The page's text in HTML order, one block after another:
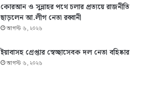
কোরআন ও সুন্নাহর পথে চলার প্রত্যয়ে রাজনীতি
ছাড়লেন আ.লীগ নেতা রব্বানী
আগস্ট ৬, ২০২৬
ইয়াবাসহ গ্রেপ্তার স্বেচ্ছাসেবক দল নেতা বহিষ্কার
আগস্ট ৬, ২০২৬